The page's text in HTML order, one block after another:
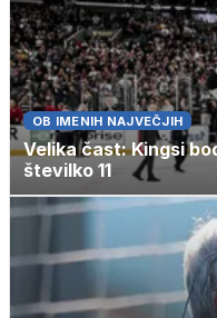
OB IMENIH NAJVEČJIH
Velika čast: Kingsi
številko 11